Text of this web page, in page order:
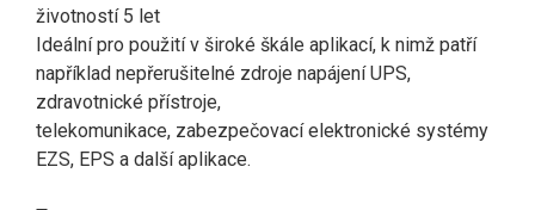
životností 5 let
Ideální pro použití v široké škále aplikací, k nimž patří
například nepřerušitelné zdroje napájení UPS,
zdravotnické přístroje,
telekomunikace, zabezpečovací elektronické systémy
EZS, EPS a další aplikace.